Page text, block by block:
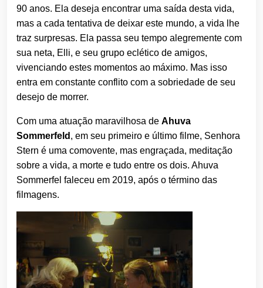
90 anos. Ela deseja encontrar uma saída desta vida,
mas a cada tentativa de deixar este mundo, a vida lhe
traz surpresas. Ela passa seu tempo alegremente com
sua neta, Elli, e seu grupo eclético de amigos,
vivenciando estes momentos ao máximo. Mas isso
entra em constante conflito com a sobriedade de seu
desejo de morrer.
Com uma atuação maravilhosa de Ahuva
Sommerfeld , em seu primeiro e último filme, Senhora
Stern é uma comovente, mas engraçada, meditação
sobre a vida, a morte e tudo entre os dois. Ahuva
Sommerfel faleceu em 2019, após o término das
filmagens.